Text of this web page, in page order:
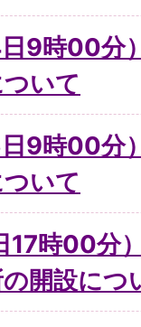
日9時00分
いて
日9時00分
いて
17時00分
開設につ